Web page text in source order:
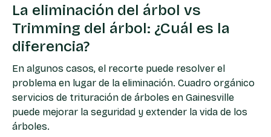
La eliminación del árbol vs
Trimming del árbol: ¿Cuál es la
diferencia?
En algunos casos, el recorte puede resolver el
problema en lugar de la eliminación. Cuadro orgánico
servicios de trituración de árboles en Gainesville
puede mejorar la seguridad y extender la vida de los
árboles.